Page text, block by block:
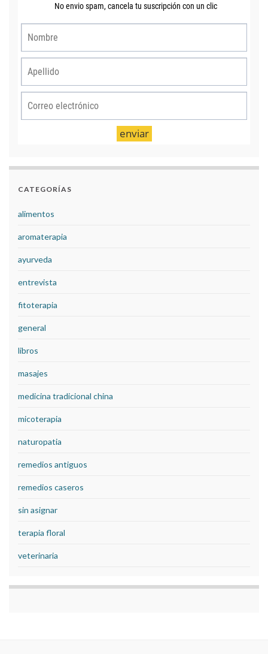
CATEGORÍAS
alimentos
aromaterapia
ayurveda
entrevista
fitoterapia
general
libros
masajes
medicina tradicional china
micoterapia
naturopatia
remedios antiguos
remedios caseros
sin asignar
terapia floral
veterinaria